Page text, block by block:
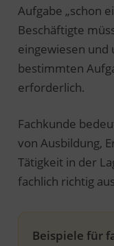
Aufgabe „schon
Beschäftigte
eingewiesen und
bestimmten
erforderlich.
Fachkunde
von Ausbildung,
Tätigkeit in der
fachlich richtig
Beispiele für